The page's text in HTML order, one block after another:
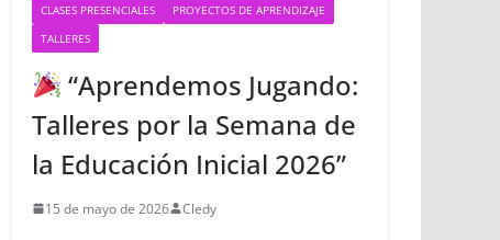
CLASES PRESENCIALES
PROYECTOS DE APRENDIZAJE
TALLERES
“Aprendemos Jugando:
Talleres por la Semana de
la Educación Inicial 2026”
15 de mayo de 2026 Cledy